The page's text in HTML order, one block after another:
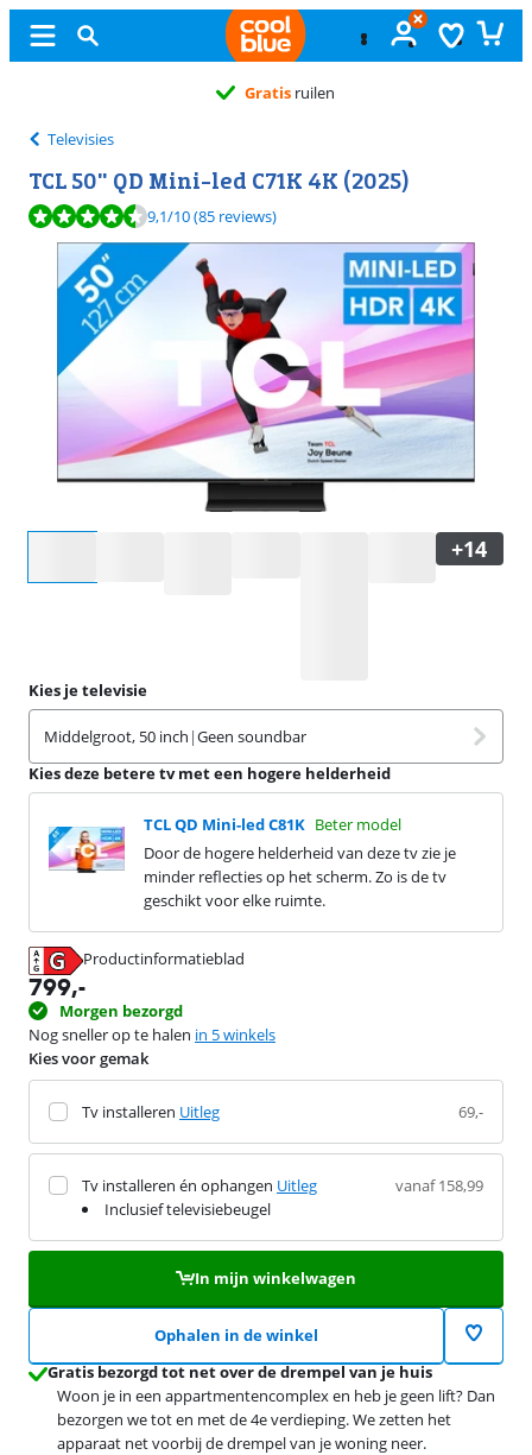
Gratis ruilen
Televisies
TCL 50" QD Mini-led C71K 4K (2025)
Beoordeling is 9,1 van de 10, gebaseerd op 85 reviews.
9,1/10(85 reviews)
Kies je televisie
Middelgroot, 50 inch |Geen soundbar
Kies deze betere tv met een hogere helderheid
TCL QD Mini-led C81K Beter model
Door de hogere helderheid van deze tv zie je
minder reflecties op het scherm. Zo is de tv
geschikt voor elke ruimte.
Productinformatieblad
opent in nieuw tabblad
799,-
Morgen bezorgd
Nog sneller op te halen in 5 winkels
Kies voor gemak
Tv installeren Uitleg 69,-
Tv installeren én ophangen Uitleg
Inclusief televisiebeugel
vanaf 158,99
In mijn winkelwagen
Ophalen in de winkel
Gratis bezorgd tot net over de drempel van je huis
Woon je in een appartmentencomplex en heb je geen lift? Dan
bezorgen we tot en met de 4e verdieping. We zetten het
apparaat net voorbij de drempel van je woning neer.